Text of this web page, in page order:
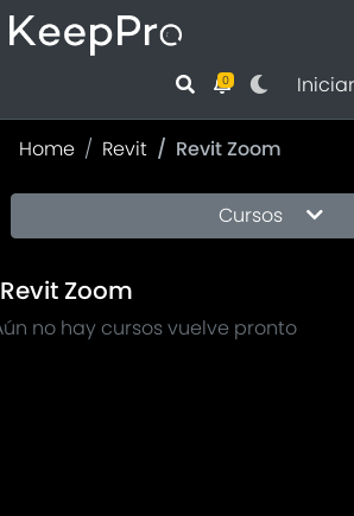
0
Home Revit Revit Zoom
Cursos
Revit Zoom
no hay cursos vuelve pronto